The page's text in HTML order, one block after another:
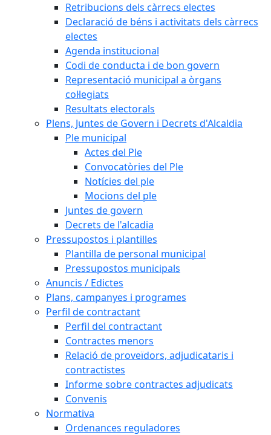
Retribucions dels càrrecs electes
Declaració de béns i activitats dels càrrecs
electes
Agenda institucional
Codi de conducta i de bon govern
Representació municipal a òrgans
col·legiats
Resultats electorals
Plens, Juntes de Govern i Decrets d'Alcaldia
Ple municipal
Actes del Ple
Convocatòries del Ple
Notícies del ple
Mocions del ple
Juntes de govern
Decrets de l'alcadia
Pressupostos i plantilles
Plantilla de personal municipal
Pressupostos municipals
Anuncis / Edictes
Plans, campanyes i programes
Perfil de contractant
Perfil del contractant
Contractes menors
Relació de proveïdors, adjudicataris i
contractistes
Informe sobre contractes adjudicats
Convenis
Normativa
Ordenances reguladores